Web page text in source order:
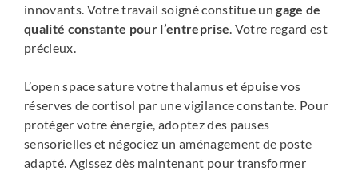
innovants. Votre travail soigné constitue ungage de
qualité constante pour l’entreprise. Votre regard est
précieux.
L’open space sature votre thalamus et épuise vos
réserves de cortisol par une vigilance constante. Pour
protéger votre énergie, adoptez des pauses
sensorielles et négociez un aménagement de poste
adapté. Agissez dès maintenant pour transformer